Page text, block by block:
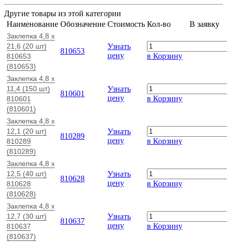
Другие товары из этой категории
Наименование Обозначение Стоимость Кол-во В заявку
Заклепка 4,8 x
21,6 (20 шт)
810653
(810653)
810653
Узнать
цену
в Корзину
Заклепка 4,8 x
11,4 (150 шт)
810601
(810601)
810601
Узнать
цену
в Корзину
Заклепка 4,8 x
12,1 (20 шт)
810289
(810289)
810289
Узнать
цену
в Корзину
Заклепка 4,8 x
12,5 (40 шт)
810628
(810628)
810628
Узнать
цену
в Корзину
Заклепка 4,8 x
12,7 (30 шт)
810637
(810637)
810637
Узнать
цену
в Корзину